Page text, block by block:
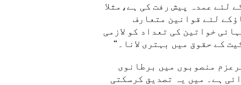
لئے عمدہ پیش رفت کی ہے،مثلا
لئے قوانین متعارف
خواتین کی تعداد کو لازمی
کے حقوق میں بہتری لانا۔
منصوبوں میں برطانوی
ہے۔ میں یہ تصدیق کرسکتی